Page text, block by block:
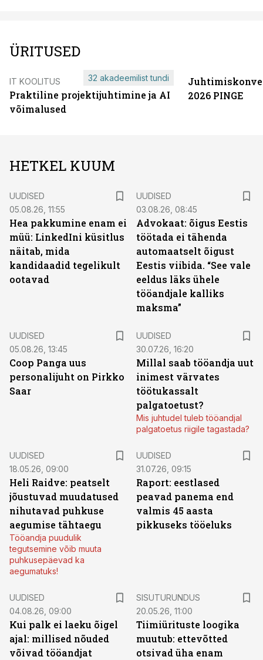
ÜRITUSED
IT KOOLITUS
Praktiline projektijuhtimine ja AI
võimalused
32 akadeemilist tundi
2026 PINGE
HETKEL KUUM
UUDISED
05.08.26, 11:55
Hea pakkumine enam ei
müü: LinkedIni küsitlus
näitab, mida
kandidaadid tegelikult
ootavad
UUDISED
03.08.26, 08:45
Advokaat: õigus Eestis
töötada ei tähenda
automaatselt õigust
Eestis viibida. “See vale
eeldus läks ühele
tööandjale kalliks
maksma”
UUDISED
05.08.26, 13:45
Coop Panga uus
personalijuht on Pirkko
Saar
UUDISED
30.07.26, 16:20
Millal saab tööandja uut
inimest värvates
töötukassalt
palgatoetust?
Mis juhtudel tuleb tööandjal
palgatoetus riigile tagastada?
UUDISED
18.05.26, 09:00
Heli Raidve: peatselt
jõustuvad muudatused
nihutavad puhkuse
aegumise tähtaegu
Tööandja puudulik
tegutsemine võib muuta
puhkusepäevad ka
aegumatuks!
UUDISED
31.07.26, 09:15
Raport: eestlased
peavad panema end
valmis 45 aasta
pikkuseks tööeluks
UUDISED
04.08.26, 09:00
Kui palk ei laeku õigel
ajal: millised nõuded
võivad tööandjat
SISUTURUNDUS
20.05.26, 11:00
Tiimiürituste loogika
muutub: ettevõtted
otsivad üha enam